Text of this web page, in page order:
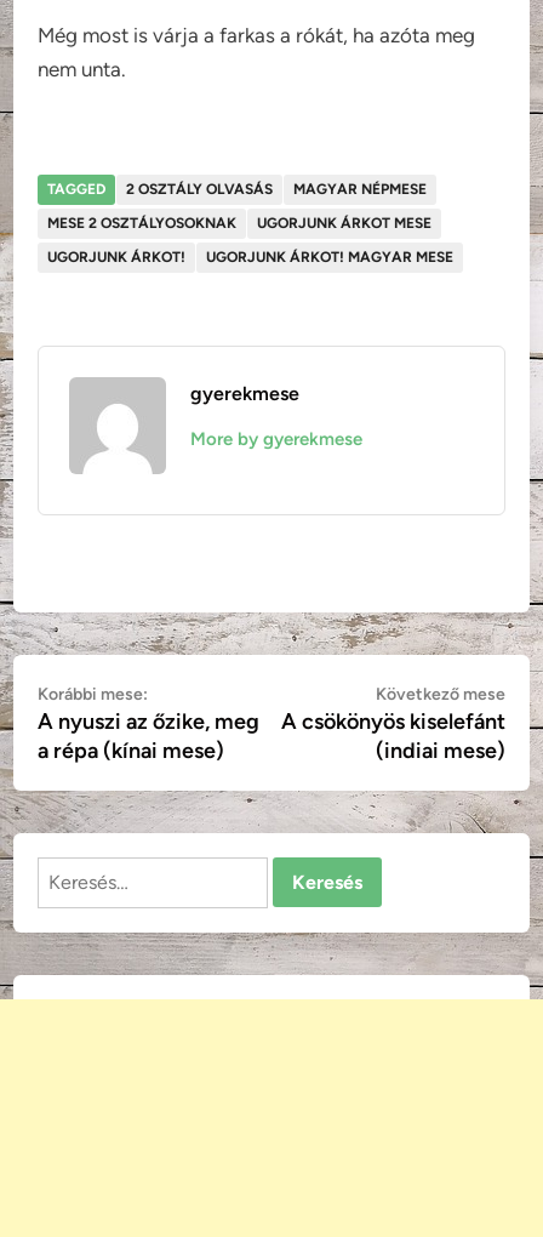
Még most is várja a farkas a rókát, ha azóta meg
nem unta.
TAGGED 2 OSZTÁLY OLVASÁS
MAGYAR NÉPMESE
MESE 2 OSZTÁLYOSOKNAK
UGORJUNK ÁRKOT MESE
UGORJUNK ÁRKOT!
UGORJUNK ÁRKOT! MAGYAR MESE
gyerekmese
More by gyerekmese
Bejegyzés
navigáció
Korábbi mese:
mese:
A nyuszi az őzike, meg
a répa (kínai mese)
Következő mese
A csökönyös kiselefánt
(indiai mese)
Keresés: